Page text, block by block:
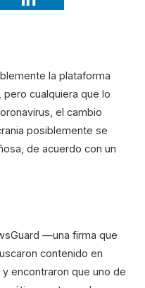
la plataforma
cualquiera que lo
el cambio
posiblemente se
de acuerdo con un
—una firma que
contenido en
encontraron que uno de